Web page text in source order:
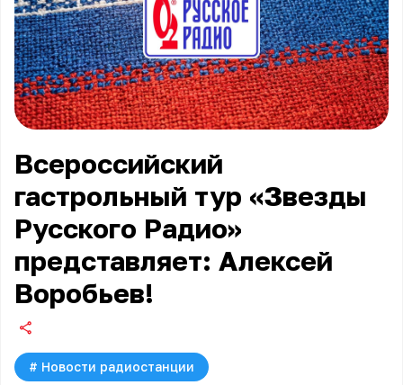
Всероссийский
гастрольный тур «Звезды
Русского Радио»
представляет: Алексей
Воробьев!
# Новости радиостанции